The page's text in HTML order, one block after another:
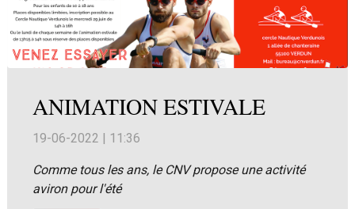
ANIMATION ESTIVALE
19-06-2022 | 11:36
Comme tous les ans, le CNV propose une activité
aviron pour l'été